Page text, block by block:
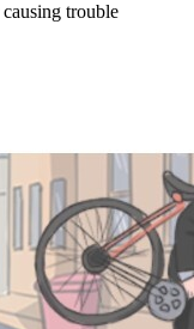
trouble